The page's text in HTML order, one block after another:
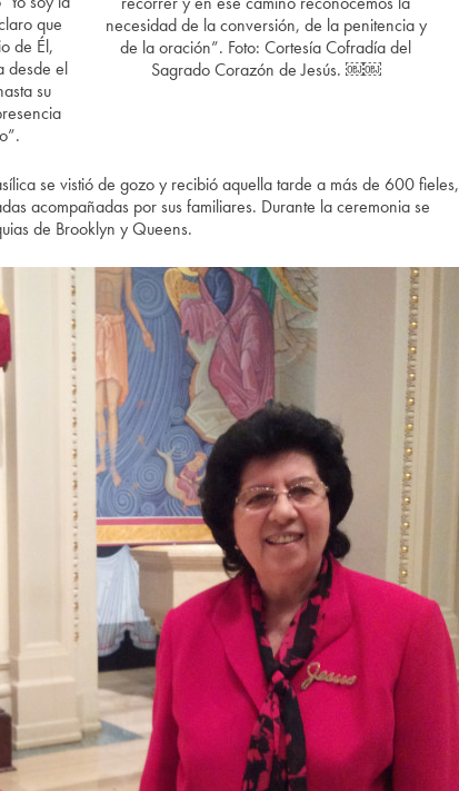
necesidad de la conversión, de la penitencia y
de la oración”. Foto: Cortesía Cofradía del
Sagrado Corazón de Jesús. ￼￼
que
de Él,
desde el
su
se vistió de gozo y recibió aquella tarde a más de 600 fieles,
acompañadas por sus familiares. Durante la ceremonia se
de Brooklyn y Queens.